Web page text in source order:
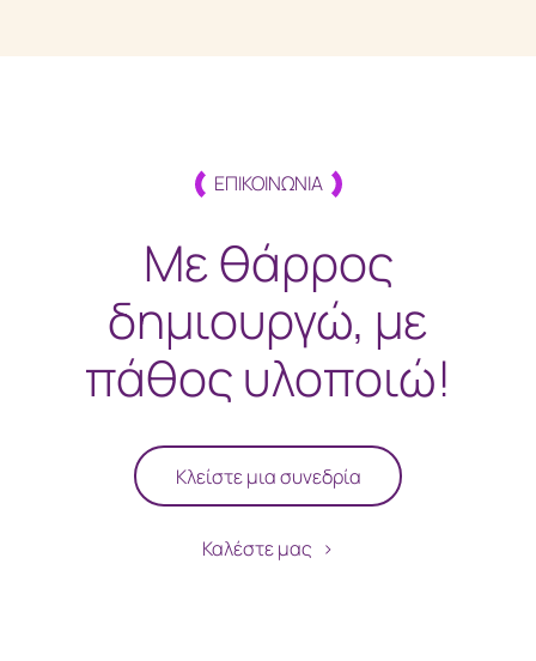
ΕΠΙΚΟΙΝΩΝΙΑ
Με θάρρος
δημιουργώ, με
πάθος υλοποιώ!
Κλείστε μια συνεδρία
Καλέστε μας